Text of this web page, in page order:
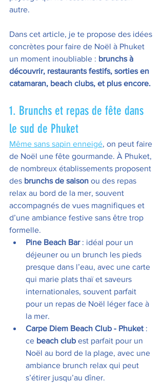
autre.
Dans cet article, je te propose des idées
concrètes pour faire de Noël à Phuket
un moment inoubliable : brunchs à
découvrir, restaurants festifs, sorties en
catamaran, beach clubs, et plus encore.
1. Brunchs et repas de fête dans
le sud de Phuket
Même sans sapin enneigé, on peut faire
de Noël une fête gourmande. À Phuket,
de nombreux établissements proposent
des brunchs de saison ou des repas
relax au bord de la mer, souvent
accompagnés de vues magnifiques et
d’une ambiance festive sans être trop
formelle.
Pine Beach Bar : idéal pour un
déjeuner ou un brunch les pieds
presque dans l’eau, avec une carte
qui marie plats thaï et saveurs
internationales, souvent parfait
pour un repas de Noël léger face à
la mer.
Carpe Diem Beach Club - Phuket :
ce beach club est parfait pour un
Noël au bord de la plage, avec une
ambiance brunch relax qui peut
s’étirer jusqu’au dîner.